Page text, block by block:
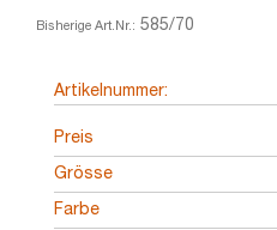
Bisherige Art.Nr.: 585/70
Artikelnummer:
Preis
Grösse
Farbe